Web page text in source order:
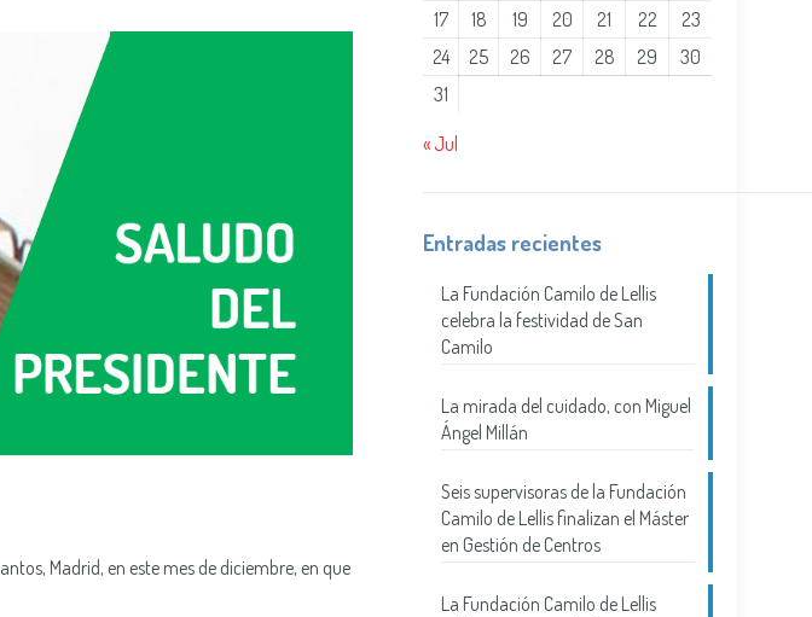
Madrid, en este mes de diciembre, en que
17
18 19 20 21 22
23
24
25 26 27 28 29
30
31
« Jul
Entradas recientes
La Fundación Camilo de Lellis
celebra la festividad de San
Camilo
La mirada del cuidado, con Miguel
Ángel Millán
Seis supervisoras de la Fundación
Camilo de Lellis finalizan el Máster
en Gestión de Centros
La Fundación Camilo de Lellis